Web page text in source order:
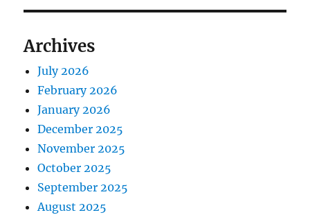
Archives
July 2026
February 2026
January 2026
December 2025
November 2025
October 2025
September 2025
August 2025